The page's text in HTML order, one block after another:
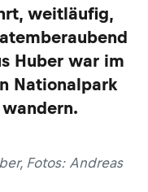
weitläufig,
Huber war im
Nationalpark
Fotos: Andreas